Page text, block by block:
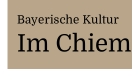
Bayerische Kultur
Im